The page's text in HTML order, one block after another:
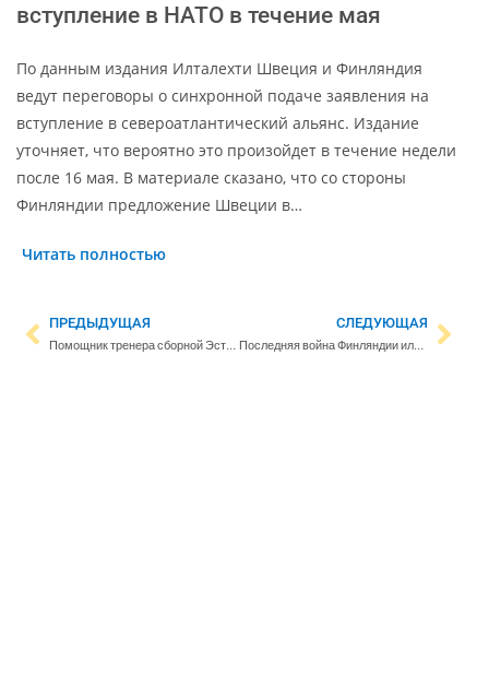
вступление в НАТО в течение мая
По данным издания Илталехти Швеция и Финляндия
ведут переговоры о синхронной подаче заявления на
вступление в североатлантический альянс. Издание
уточняет, что вероятно это произойдет в течение недели
после 16 мая. В материале сказано, что со стороны
Финляндии предложение Швеции в…
Читать полностью
ПРЕДЫДУЩАЯ
Помощник тренера сборной Эстонии поделился мнением после игры с Польшей
СЛЕДУЮЩАЯ
Последняя война Финляндии или история памятной даты